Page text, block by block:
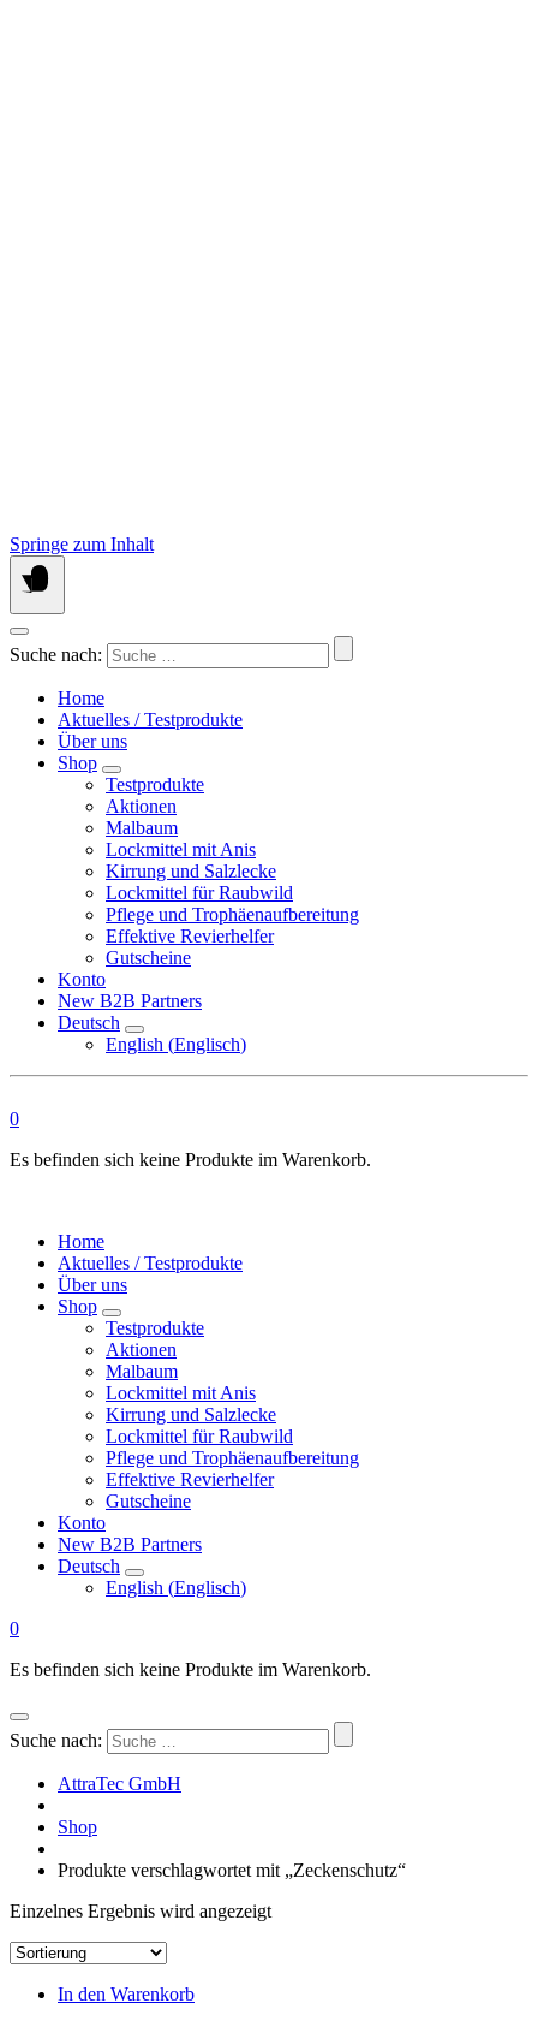
Springe zum Inhalt
Suche nach:
Home
Aktuelles / Testprodukte
Über uns
Shop
Testprodukte
Aktionen
Malbaum
Lockmittel mit Anis
Kirrung und Salzlecke
Lockmittel für Raubwild
Pflege und Trophäenaufbereitung
Effektive Revierhelfer
Gutscheine
Konto
New B2B Partners
Deutsch
English (Englisch)
0
Es befinden sich keine Produkte im Warenkorb.
Home
Aktuelles / Testprodukte
Über uns
Shop
Testprodukte
Aktionen
Malbaum
Lockmittel mit Anis
Kirrung und Salzlecke
Lockmittel für Raubwild
Pflege und Trophäenaufbereitung
Effektive Revierhelfer
Gutscheine
Konto
New B2B Partners
Deutsch
English (Englisch)
0
Es befinden sich keine Produkte im Warenkorb.
Suche nach:
AttraTec GmbH
Shop
Produkte verschlagwortet mit „Zeckenschutz“
Einzelnes Ergebnis wird angezeigt
In den Warenkorb